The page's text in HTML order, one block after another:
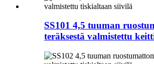
SS101 4,5 tuuman
teräksestä valmistettu